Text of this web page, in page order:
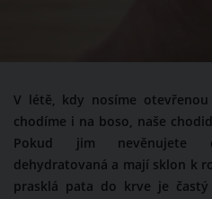
V létě, kdy nosíme
chodíme i na boso, naše
Pokud jim nevěnujete
dehydratovaná a mají sklon k
prasklá pata do krve je